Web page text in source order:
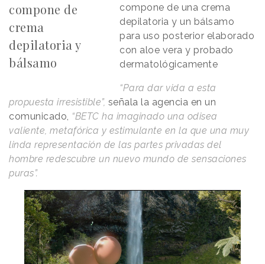
compone de
crema
depilatoria y
bálsamo
compone de una crema
depilatoria y un bálsamo
para uso posterior elaborado
con aloe vera y probado
dermatológicamente
“Para dar vida a esta
propuesta irresistible”, señala la agencia en un
comunicado, “BETC ha imaginado una odisea
valiente, metafórica y estimulante en la que una muy
linda representación de las partes privadas del
hombre redescubre un nuevo mundo de sensaciones
puras”.